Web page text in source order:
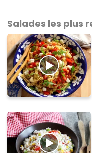
Salades les plus